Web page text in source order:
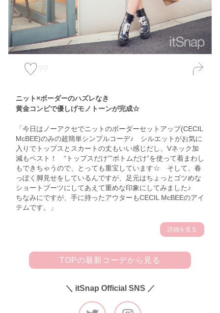
99
ニット×ボーダーのハズレなき
黄金コンビで優しげモノトーンが完成☆
「今日はノーアクセでニットのボーダーセットアップ(CECIL
McBEE)のみの超簡単シンプルコーデ♪ シルエットがお気に
入りでトップスとスカートの丈もいい感じだし、Vネック加
減もベスト！ “トップスだけ””ボトムだけ”を使って着まわし
もできちゃうので、とっても重宝しています☆ そして、春
っぽく脚見せをしているんですが、足元はちょっとゴツめな
ショートブーツにしてあえて重めな印象にしてみました♪
ちなみにですが、手に持ったアウターもCECIL McBEEのアイ
テムです。」
詳細を見る
TOPの最新コーデから見る
＼ itSnap Official SNS ／